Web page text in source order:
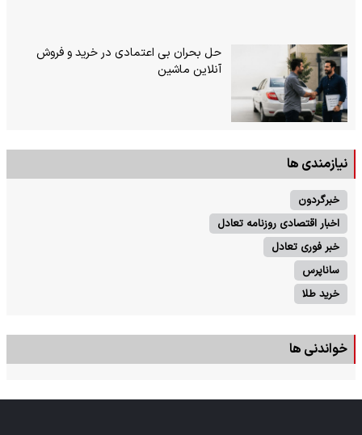
حل بحران بی‌ اعتمادی در خرید و فروش
آنلاین ماشین
نیازمندی ها
خبرگردون
اخبار اقتصادی روزنامه تعادل
خبر فوری تعادل
ساناپرس
خرید طلا
خواندنی ها